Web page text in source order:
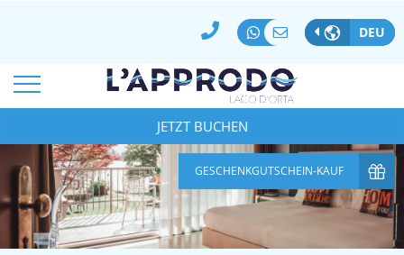
JETZT BUCHEN
DEU
100% SICHERE ZAHLUNG
ANKUNFTSDATUM:* ABREISE
10 Aug
ZIMMER * ERWACHSENE
2
KINDER
0
CODICE AZIENDA SPECIAL CODE
GESCHENKGUTSCHEIN-KAUF